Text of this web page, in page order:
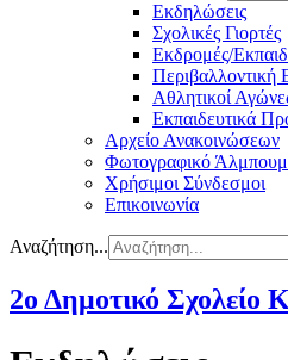
Εκδηλώσεις
Σχολικές Γιορτές
Εκδρομές/
Περιβαλλοντική
Αθλητικοί
Εκπαιδευτικά
Αρχείο Ανακοινώσεων
Φωτογραφικό Άλμπουμ
Χρήσιμοι Σύνδεσμοι
Επικοινωνία
Αναζήτηση...
2ο Δημοτικό Σχολείο